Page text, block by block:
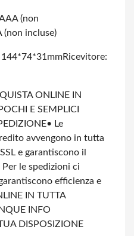
(non
(non incluse)
Ricevitore:
ONLINE IN
E SEMPLICI
• Le
avvengono in tutta
e garantiscono il
Per le spedizioni ci
efficienza e
IN TUTTA
INFO
DISPOSIZIONE